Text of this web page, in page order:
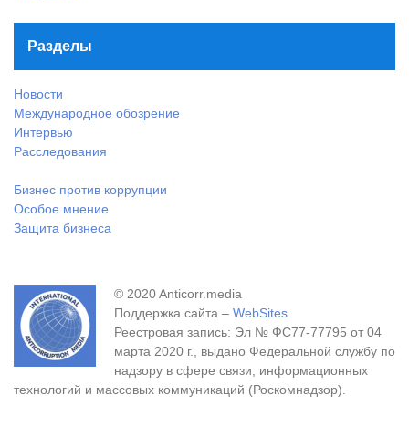
Разделы
Новости
Международное обозрение
Интервью
Расследования
Бизнес против коррупции
Особое мнение
Защита бизнеса
© 2020 Anticorr.media
Поддержка сайта – WebSites
Реестровая запись: Эл № ФС77-77795 от 04
марта 2020 г., выдано Федеральной службу по
надзору в сфере связи, информационных
технологий и массовых коммуникаций (Роскомнадзор).